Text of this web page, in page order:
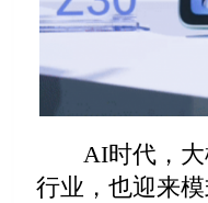
AI时代，大
行业，也迎来模